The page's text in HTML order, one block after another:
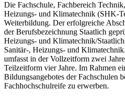
Die Fachschule, Fachbereich
Heizungs- und Klimatechnik (SHK-
Weiterbildung. Der erfolgreiche
der Berufsbezeichnung Staatlich
Heizungs- und Klimatechnik/
Sanitär-, Heizungs- und
umfasst in der Vollzeitform zwei
Teilzeitform vier Jahre. Im Rahmen
Bildungsangebotes der Fach­schulen
Fachhochschulreife zu erwerben.